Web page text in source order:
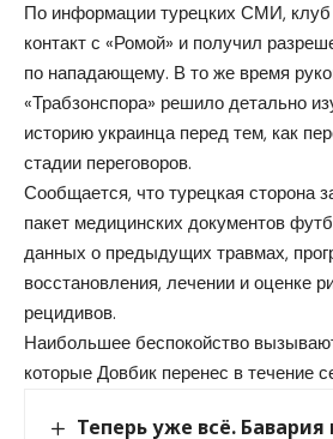
По информации турецких СМИ, клуб
контакт с «Ромой» и получил
по нападающему. В то же время
«Трабзонспора» решило детально
историю украинца перед тем, как
стадии переговоров.
Сообщается, что турецкая сторона
пакет медицинских документов
данных о предыдущих травмах,
восстановления, лечении и оценке
рецидивов.
Наибольшее беспокойство
которые Довбик перенес в течение
Теперь уже всё.